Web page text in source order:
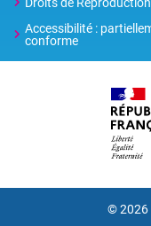
Accessibilité :
conforme
© 2026